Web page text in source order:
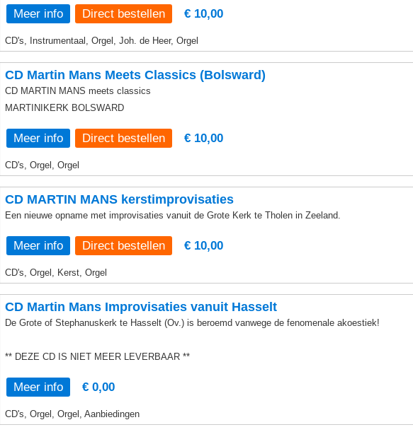
Meer info € 10,00
CD's, Instrumentaal, Orgel, Joh. de Heer, Orgel
CD Martin Mans Meets Classics (Bolsward)
CD MARTIN MANS meets classics
MARTINIKERK BOLSWARD
Meer info € 10,00
CD's, Orgel, Orgel
CD MARTIN MANS kerstimprovisaties
Een nieuwe opname met improvisaties vanuit de Grote Kerk te Tholen in Zeeland.
Meer info € 10,00
CD's, Orgel, Kerst, Orgel
CD Martin Mans Improvisaties vanuit Hasselt
De Grote of Stephanuskerk te Hasselt (Ov.) is beroemd vanwege de fenomenale akoestiek!
** DEZE CD IS NIET MEER LEVERBAAR **
Meer info € 0,00
CD's, Orgel, Orgel, Aanbiedingen